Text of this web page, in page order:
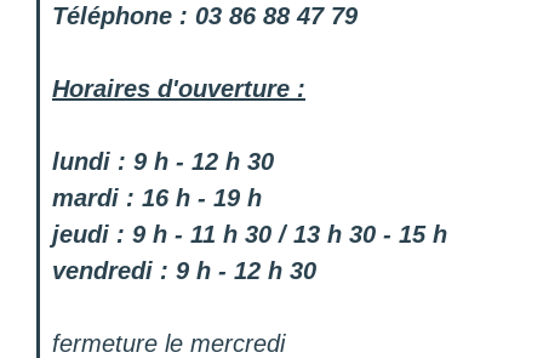
Téléphone : 03 86 88 47 79
Horaires d'ouverture :
lundi : 9 h - 12 h 30
mardi : 16 h - 19 h
jeudi : 9 h - 11 h 30 / 13 h 30 - 15 h
vendredi : 9 h - 12 h 30
fermeture le mercredi